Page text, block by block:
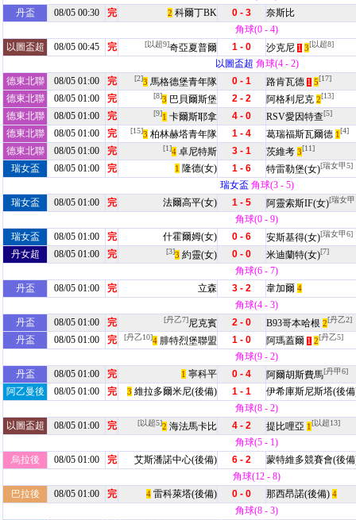
丹盃
08/05 00:30 完 2 科爾丁BK 0 - 3
奈斯比
角球(0 - 4)
以圖盃超
08/05 00:45 完 [以超9]奇亞夏普爾 1 - 0 沙克尼 1 3[以超8]
以圖盃超 角球(4 - 2)
德東北聯
08/05 01:00 完 [2]3 馬格德堡青年隊 0 - 1 路肯瓦德 1 5[17]
德東北聯 08/05 01:00 完 [8]3 巴貝爾斯堡 2 - 2 阿格利尼克 2[13]
德東北聯 08/05 01:00 完 [9]1 卡爾斯耶拿 4 - 0 RSV愛因特查[5]
德東北聯 08/05 01:00 完 [15]3 柏林赫塔青年隊 1 - 4 葛瑞福斯瓦爾德 1[4]
德東北聯 08/05 01:00 完 [1]4 卓尼特斯 3 - 1 茨維考 3[11]
瑞女盃 08/05 01:00 完 1 隆德(女) 1 - 6 特雷勒堡(女)[瑞女甲5]
瑞女盃 角球(3 - 5)
瑞女盃
08/05 01:00 完 法爾高平(女) 1 - 5 阿靈索斯IF(女)[瑞女甲
角球(0 - 9)
瑞女盃
08/05 01:00 完 什霍爾姆(女) 0 - 6 安斯基得(女)[瑞女甲6]
丹女超 08/05 01:00 完 [3]3 約靈(女) 0 - 0 米迪蘭特(女)[7]
角球(6 - 7)
丹盃
08/05 01:00 完 立森 3 - 2 韋加爾 4
角球(4 - 3)
丹盃
08/05 01:00 完 [丹乙7]尼克賓 2 - 0 B93哥本哈根 2[丹乙2]
丹盃 08/05 01:00 完 [丹乙10]4 腓特烈堡聯盟 1 - 0 阿瑪蓋爾 1 2[丹乙5]
角球(9 - 2)
丹盃
08/05 01:00 完 1 寧科平 0 - 4 阿爾胡斯費馬[丹甲6]
阿乙曼後 08/05 01:00 完 3 維拉多爾米尼(後備) 1 - 1
伊希庫斯尼斯塔(後
角球(8 - 2)
以圖盃超
08/05 01:00 完 [以超5]2 海法馬卡比 4 - 2 提比哩亞 1[以超13]
角球(5 - 1)
烏拉後
08/05 01:00 完 艾斯潘諾中心(後備) 6 - 2
蒙特維多競賽會(後
角球(12 - 8)
巴拉後
08/05 01:00 完 4 雷科萊塔(後備) 0 - 0 那西昂諾(後備) 4
角球(8 - 3)